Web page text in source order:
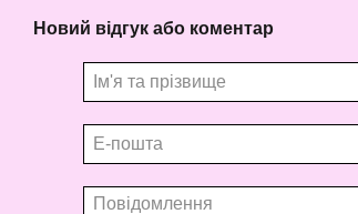
Новий відгук або коментар